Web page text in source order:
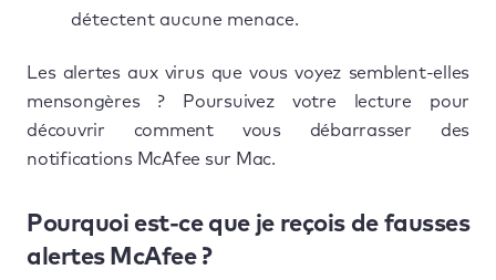
détectent aucune menace.
Les alertes aux virus que vous voyez semblent-elles
mensongères ? Poursuivez votre lecture pour
découvrir comment vous débarrasser des
notifications McAfee sur Mac.
Pourquoi est-ce que je reçois de fausses
alertes McAfee ?